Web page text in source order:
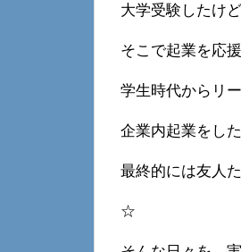
大学受験したけ
そこで起業を応
学生時代からリ
企業内起業をし
最終的には友人
☆